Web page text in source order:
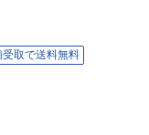
受取で送料無料